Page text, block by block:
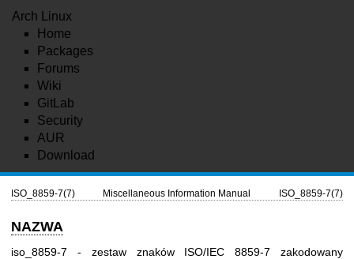
Arch Linux
Home
Packages
Forums
Wiki
GitLab
Security
AUR
Download
ISO_8859-7(7) Miscellaneous Information Manual ISO_8859-7(7)
NAZWA
iso_8859-7 - zestaw znaków ISO/IEC 8859-7 zakodowany